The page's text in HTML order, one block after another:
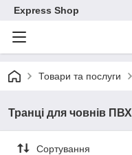
Express Shop
Товари та послуги
Транці для човнів ПВХ
Сортування